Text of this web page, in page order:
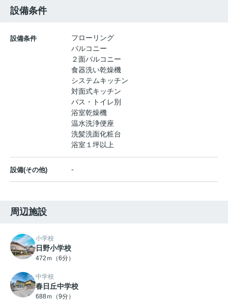
設備条件
設備条件
フローリング
バルコニー
２面バルコニー
食器洗い乾燥機
システムキッチン
対面式キッチン
バス・トイレ別
浴室乾燥機
温水洗浄便座
洗髪洗面化粧台
浴室１坪以上
設備(その他) -
周辺施設
小学校
日野小学校
472ｍ（6分）
中学校
春日丘中学校
688ｍ（9分）